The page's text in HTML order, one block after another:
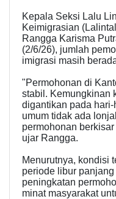
Kepala Seksi Lalu
Keimigrasian
Rangga Karisma
(2/6/26), jumlah
imigrasi masih
"Permohonan di
stabil. Kemungkinan
digantikan pada
umum tidak ada
permohonan
ujar Rangga.
Menurutnya, kondisi
periode libur
peningkatan
minat masyarakat